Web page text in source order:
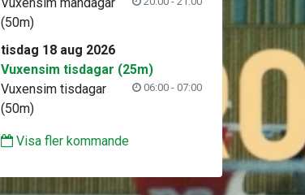
(50m)
tisdag 18 aug 2026
Vuxensim tisdagar (25m)
06:00 - 07:00
Vuxensim tisdagar
(50m)
Visa fler kommande